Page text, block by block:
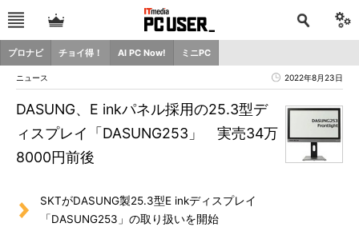
プロナビ チョイ得！ AI PC Now! ミニPC
ニュース 2022年8月23日
DASUNG、E inkパネル採用の25.3型デ
ィスプレイ「DASUNG253」 実売34万
8000円前後
SKTがDASUNG製25.3型E inkディスプレイ
「DASUNG253」の取り扱いを開始